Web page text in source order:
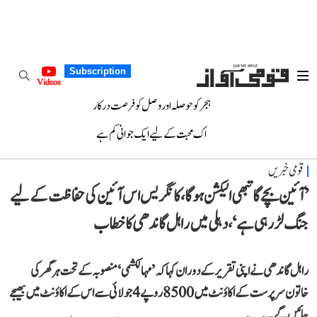
Subscription
Videos
ہجر کو حوصلہ اور وصل کو فرصت درکار
اک محبت کے لیے ایک جوانی کم ہے
قومی خبریں
’آئین بچے گا تبھی الیکشن ہوگا، کانگریس اس آئین کی حفاظت کے لیے
جنگ لڑ رہی ہے‘، دہلی میں راہل گاندھی کا خطاب
راہل گاندھی نے اپنی تقریر کے دوران کہا کہ ’مہالکشمی‘ منصوبہ کے تحت ہر گھر کی
خاتون سرپرست کے اکاؤنٹ میں 8500 روپے 4 جولائی سے اس کے اکاؤنٹ میں بھیجے